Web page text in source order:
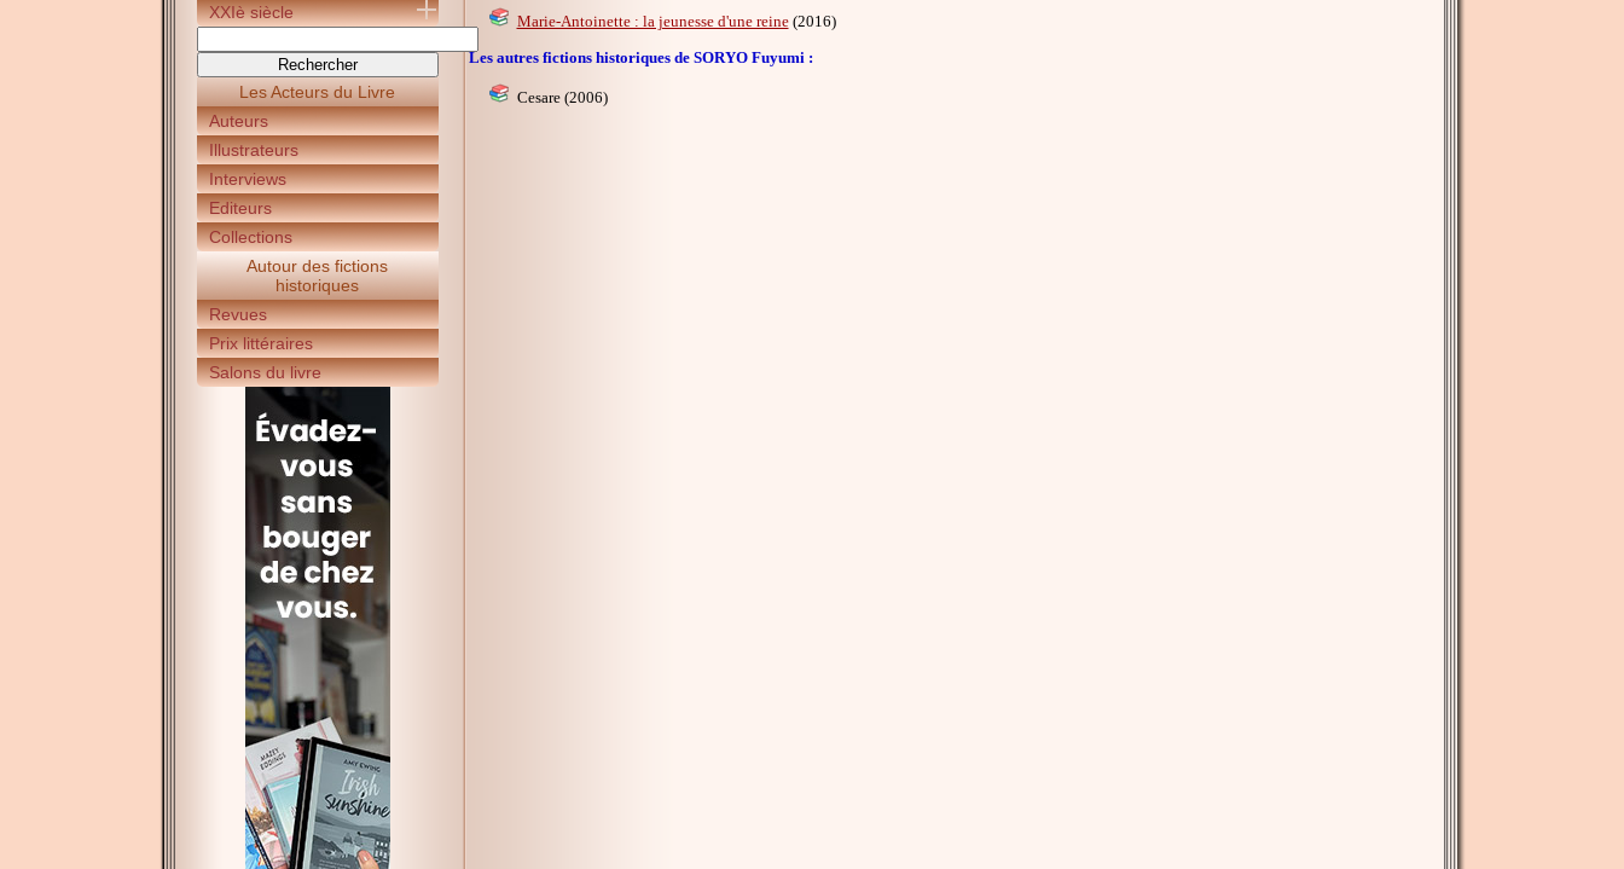
XXIè siècle
Les Acteurs du Livre
Auteurs
Illustrateurs
Interviews
Editeurs
Collections
Autour des fictions
historiques
Revues
Prix littéraires
Salons du livre
Marie-Antoinette : la jeunesse d'une reine(2016)
Les autres fictions historiques de SORYO Fuyumi :
Cesare (2006)